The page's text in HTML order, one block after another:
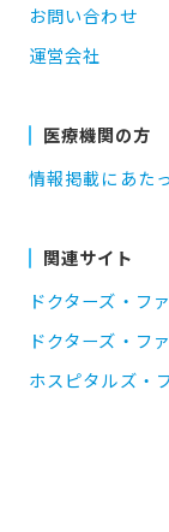
お問い合わせ
運営会社
医療機関の方
情報掲載にあた
関連サイト
ドクターズ・フ
ドクターズ・フ
ホスピタルズ・